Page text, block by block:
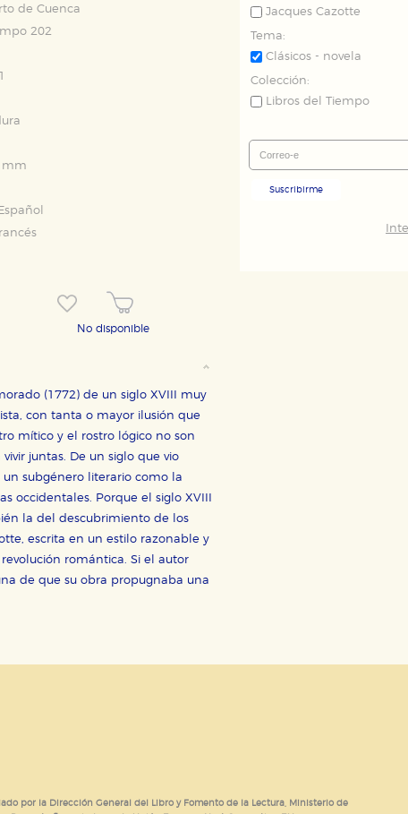
de Cuenca
202
mm
Español
No disponible
(1772) de un siglo XVIII muy
con tanta o mayor ilusión que
mítico y el rostro lógico no son
juntas. De un siglo que vio
subgénero literario como la
occidentales. Porque el siglo XVIII
la del descubrimiento de los
escrita en un estilo razonable y
romántica. Si el autor
de que su obra propugnaba una
Jacques Cazotte
Tema:
Clásicos - novela
Colección:
Libros del Tiempo
Suscribirme
por la Dirección General del Libro y Fomento de la Lectura, Ministerio de
RECHAZAR
y no es posible deshabilitarlas desde nuestro sistema. Es posible
y optimizar el funcionamiento de nuestro sitio web.
se utilizan para mostrar publicidad relevante para sus intereses
que se basan en la identificación única de su navegador y